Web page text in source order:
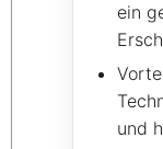
ein
und